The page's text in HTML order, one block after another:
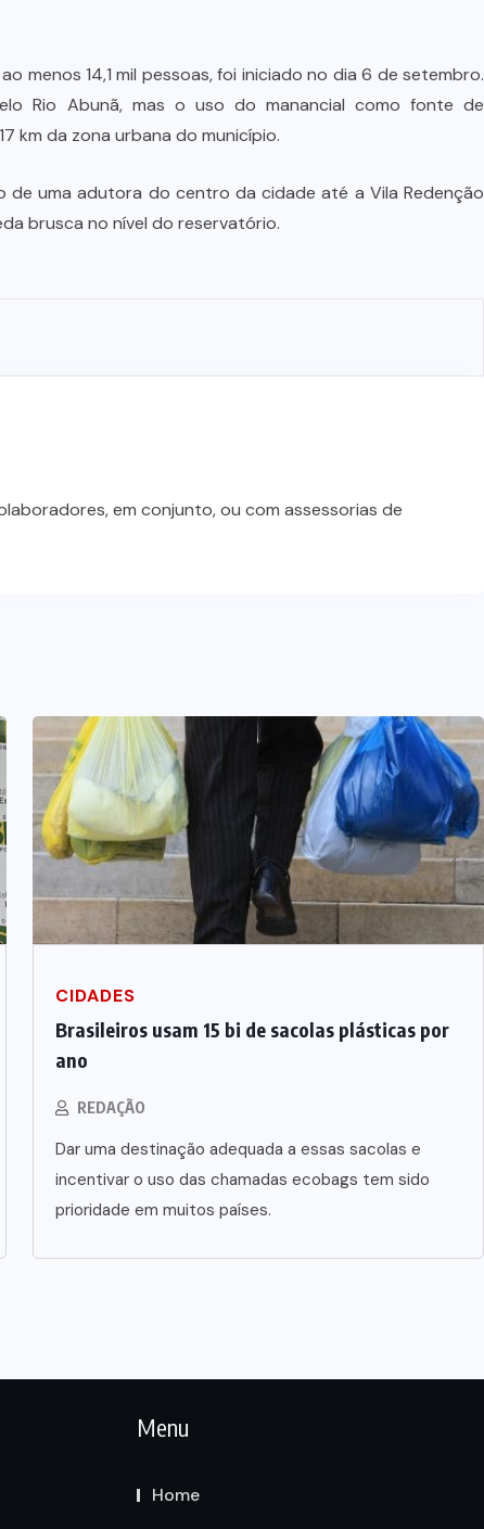
menos 14,1 mil pessoas, foi iniciado no dia 6 de setembro.
Rio Abunã, mas o uso do manancial como fonte de
km da zona urbana do município.
uma adutora do centro da cidade até a Vila Redenção
brusca no nível do reservatório.
em conjunto, ou com assessorias de
CIDADES
Brasileiros usam 15 bi de sacolas plásticas por
ano
REDAÇÃO
Dar uma destinação adequada a essas sacolas e
incentivar o uso das chamadas ecobags tem sido
prioridade em muitos países.
Menu
Home